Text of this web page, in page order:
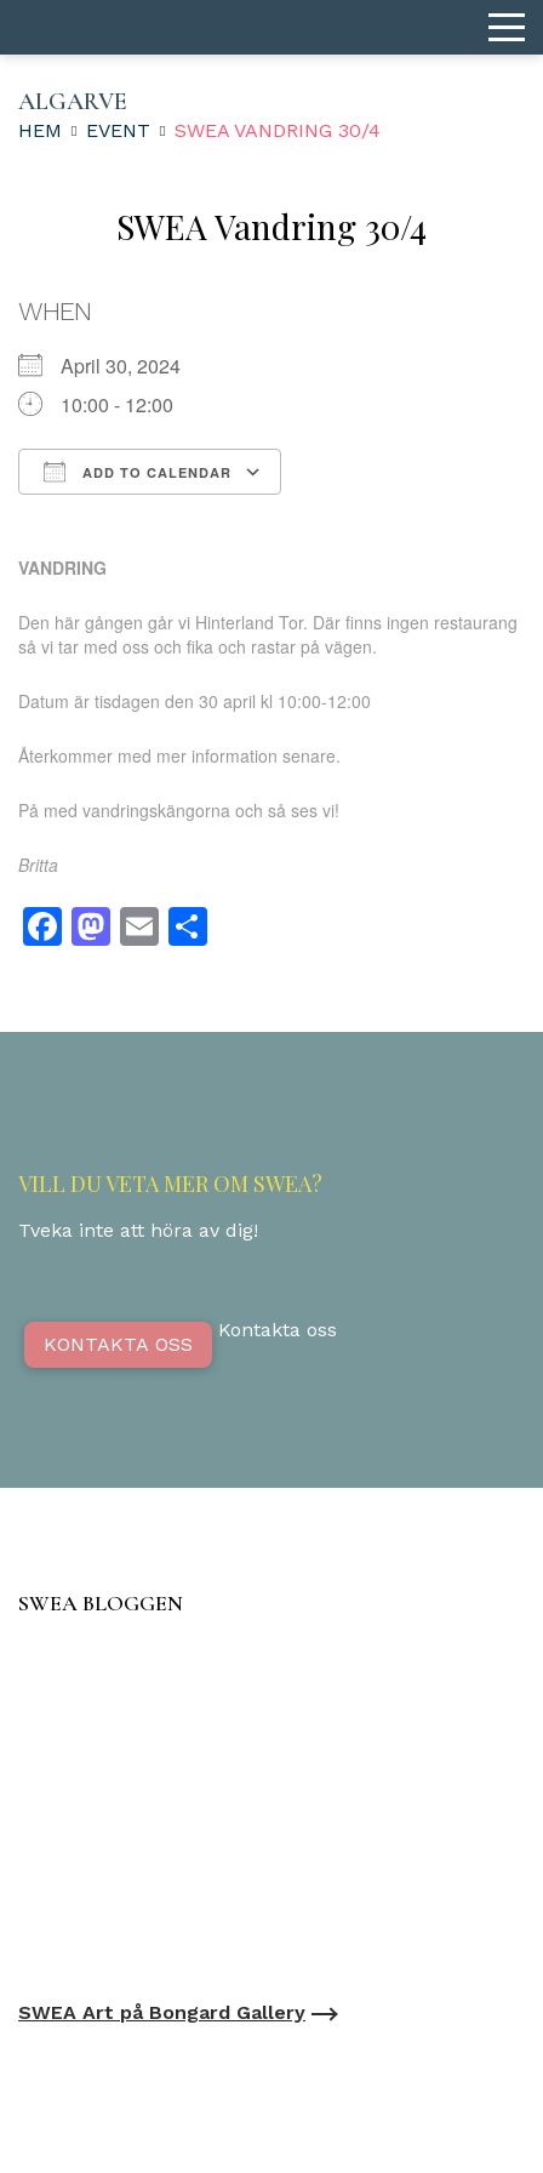
ALGARVE
HEM EVENT SWEA VANDRING 30/4
SWEA Vandring 30/4
WHEN
April 30, 2024
10:00 - 12:00
ADD TO CALENDAR
VANDRING
Den här gången går vi Hinterland Tor. Där finns ingen restaurang
så vi tar med oss och fika och rastar på vägen.
Datum är tisdagen den 30 april kl 10:00-12:00
Återkommer med mer information senare.
På med vandringskängorna och så ses vi!
Britta
Facebook
Mastodon
Email
VILL DU VETA MER OM SWEA?
Tveka inte att höra av dig!
KONTAKTA OSS
Kontakta oss
SWEA BLOGGEN
SWEA Art på Bongard Gallery